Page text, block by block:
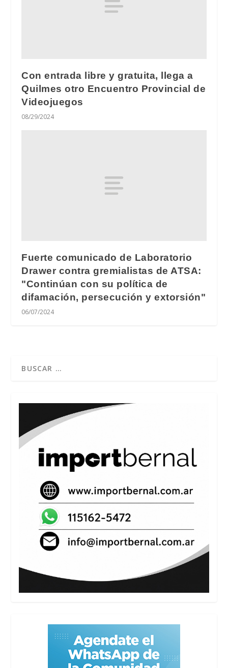
Con entrada libre y gratuita, llega a
Quilmes otro Encuentro Provincial de
Videojuegos
08/29/2024
Fuerte comunicado de Laboratorio
Drawer contra gremialistas de ATSA:
"Continúan con su política de
difamación, persecución y extorsión"
06/07/2024